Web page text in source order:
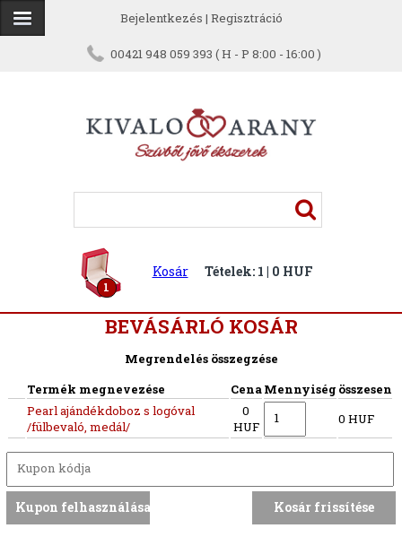
Bejelentkezés | Regisztráció
00421 948 059 393 ( H - P 8:00 - 16:00 )
1
Kosár Tételek: 1 | 0 HUF
BEVÁSÁRLÓ KOSÁR
Megrendelés összegzése
Termék megnevezése
CenaMennyiség összesen
Pearl ajándékdoboz s logóval
/fülbevaló, medál/
0
HUF
0 HUF